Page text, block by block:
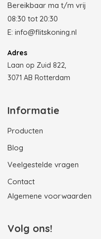
Bereikbaar ma t/m vrij
08:30 tot 20:30
E: info@flitskoning.nl
Adres
Laan op Zuid 822,
3071 AB Rotterdam
Informatie
Producten
Blog
Veelgestelde vragen
Contact
Algemene voorwaarden
Volg ons!